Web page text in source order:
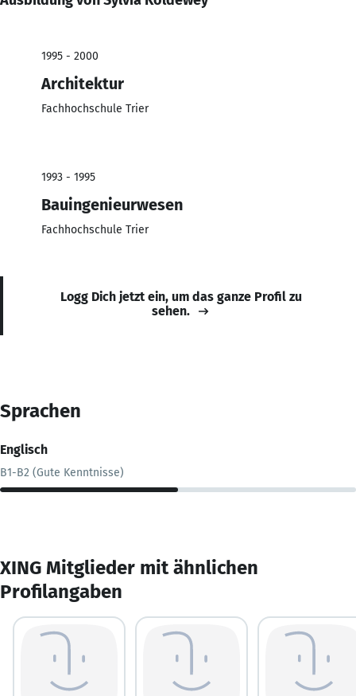
1995 - 2000
Architektur
Fachhochschule Trier
1993 - 1995
Bauingenieurwesen
Fachhochschule Trier
Logg Dich jetzt ein, um das ganze Profil zu
sehen.
Sprachen
Englisch
B1-B2 (Gute Kenntnisse)
XING Mitglieder mit ähnlichen
Profilangaben